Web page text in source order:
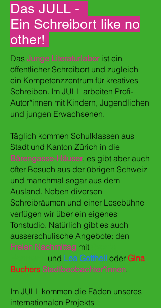
Das JULL -
Ein Schreibort like no
other!
Das Junge Literaturlaborist ein
öffentlicher Schreibort und zugleich
ein Kompetenzzentrum für kreatives
Schreiben. Im JULL arbeiten Profi-
Autor*innen mit Kindern, Jugendlichen
und jungen Erwachsenen.
Täglich kommen Schulklassen aus
Stadt und Kanton Zürich in die
Bärengasse-Häuser, es gibt aber auch
öfter Besuch aus der übrigen Schweiz
und manchmal sogar aus dem
Ausland. Neben diversen
Schreibräumen und einer Lesebühne
verfügen wir über ein eigenes
Tonstudio. Natürlich gibt es auch
ausserschulische Angebote: den
Freien Nachmittag mit
und Lea Gottheil oder Gina
Buchers Stadtbeobachter*innen.
Im JULL kommen die Fäden unseres
internationalen Projekts